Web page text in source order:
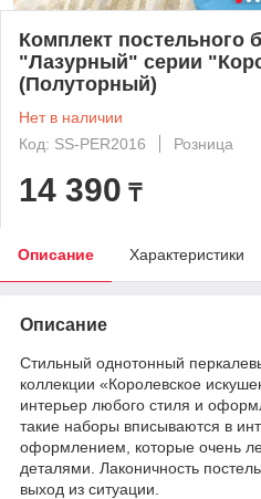
Комплект постельного
"Лазурный" серии
(Полуторный)
Нет в наличии
Код: SS-PER2016
Розница
14 390 ₸
Описание Характеристики
Описание
Стильный однотонный
коллекции «Королевское
интерьер любого стиля и
такие наборы вписываются в
оформлением, которые очень
деталями. Лаконичность
выход из ситуации.